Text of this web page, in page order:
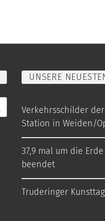
UNSERE
Verkehrsschilder
Station in Weiden/
37,9 mal um die
beendet
Truderinger